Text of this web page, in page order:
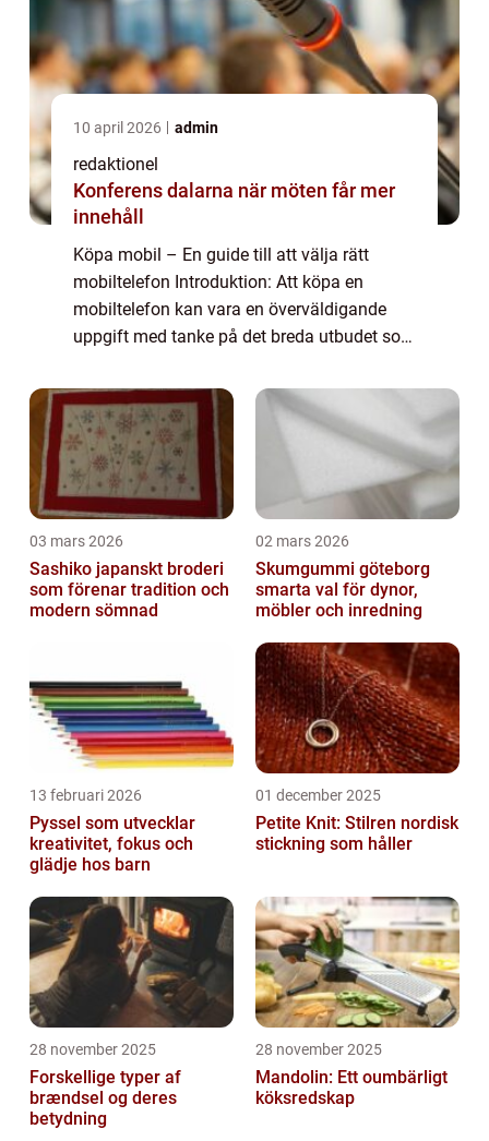
10 april 2026 admin
redaktionel
Konferens dalarna när möten får mer
innehåll
Köpa mobil – En guide till att välja rätt
mobiltelefon Introduktion: Att köpa en
mobiltelefon kan vara en överväldigande
uppgift med tanke på det breda utbudet som
kommer vi att ge en grundlig översikt a...
03 mars 2026
Sashiko japanskt broderi
som förenar tradition och
modern sömnad
02 mars 2026
Skumgummi göteborg
smarta val för dynor,
möbler och inredning
13 februari 2026
Pyssel som utvecklar
kreativitet, fokus och
glädje hos barn
01 december 2025
Petite Knit: Stilren nordisk
stickning som håller
28 november 2025
Forskellige typer af
brændsel og deres
betydning
28 november 2025
Mandolin: Ett oumbärligt
köksredskap